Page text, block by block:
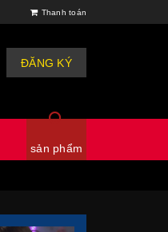
Thanh toán
ĐĂNG KÝ
sản phẩm